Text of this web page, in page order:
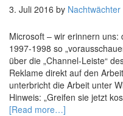
3. Juli 2016 by Nachtwächter
Microsoft – wir erinnern
1997-1998 so
über die „Channel-Leiste“
Reklame direkt auf den
unterbricht die Arbeit unter
Hinweis: „Greifen sie jetzt
[Read more…]